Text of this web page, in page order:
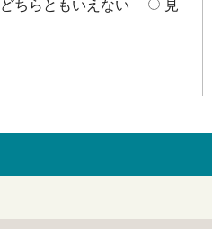
どちらともいえない
見